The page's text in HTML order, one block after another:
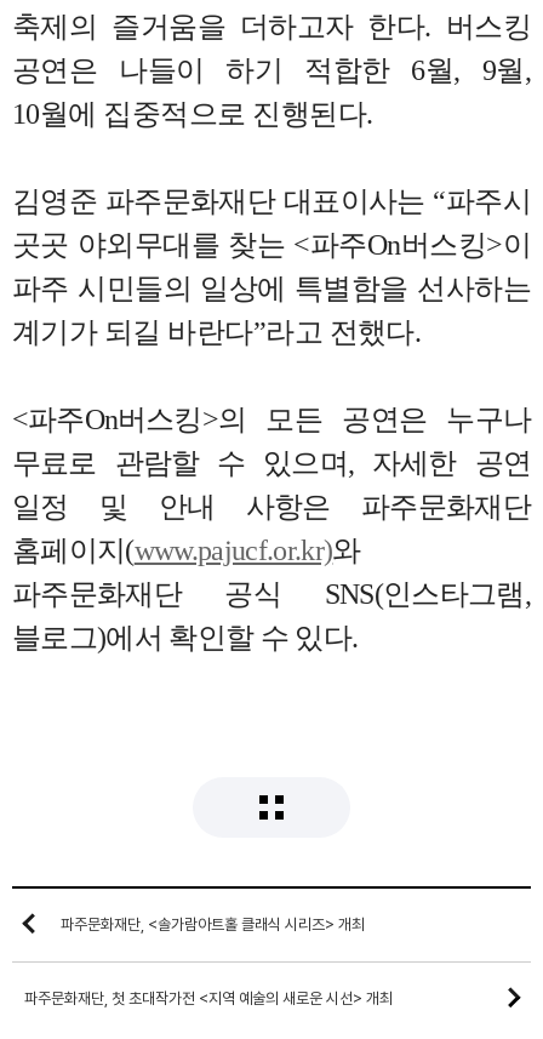
축제의 즐거움을 더하고자 한다. 버스킹
공연은 나들이 하기 적합한 6월, 9월,
10월에 집중적으로 진행된다.
김영준 파주문화재단 대표이사는 “파주시
곳곳 야외무대를 찾는 <파주On버스킹>이
파주 시민들의 일상에 특별함을 선사하는
계기가 되길 바란다”라고 전했다.
<파주On버스킹>의 모든 공연은 누구나
무료로 관람할 수 있으며, 자세한 공연
일정 및 안내 사항은
파주문화재단
홈페이지 (www.pajucf.or.kr)와
파주문화재단 공식 SNS(인스타그램,
블로그)에서 확인할 수 있다.
파주문화재단, <솔가람아트홀 클래식 시리즈> 개최
파주문화재단, 첫 초대작가전 <지역 예술의 새로운 시선> 개최